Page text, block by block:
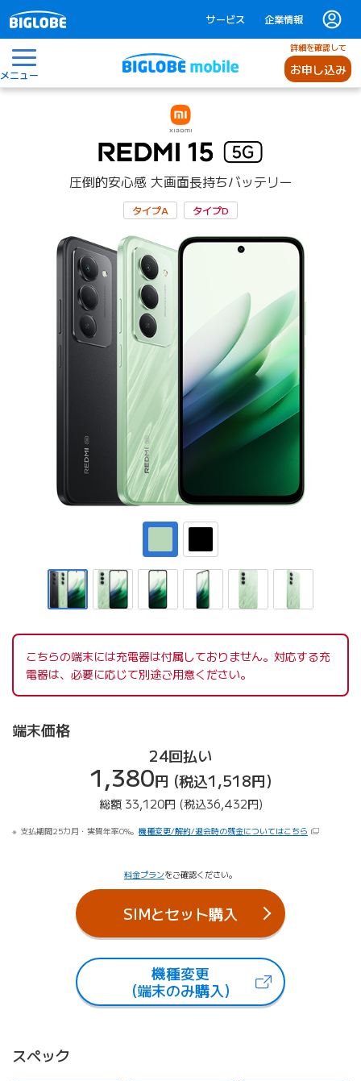
サービス 企業情報
メニュー
詳細を確認して
お申し込み
圧倒的安心感 大画面長持ちバッテリー
タイプA タイプD
こちらの端末には充電器は付属しておりません。対応する充
電器は、必要に応じて別途ご用意ください。
端末価格
24回払い
1,380円 (税込1,518円)
総額 33,120円 (税込36,432円)
支払期間25カ月・実質年率0%。 機種変更/解約/退会時の残金についてはこちら
料金プランをご確認ください。
SIMとセット購入
機種変更
(端末のみ購入)（新しいタブで開きます）
スペック